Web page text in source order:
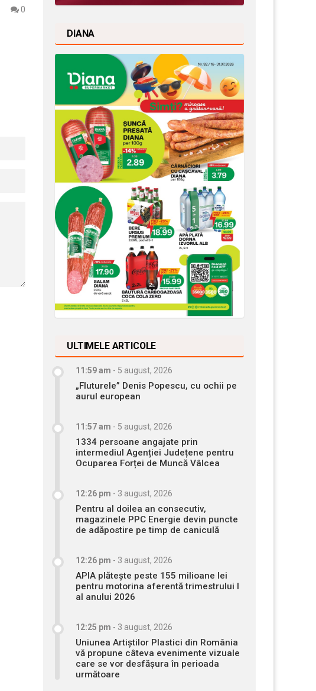
0
DIANA
ULTIMELE ARTICOLE
11:59 am - 5 august, 2026
„Fluturele” Denis Popescu, cu ochii pe
aurul european
11:57 am - 5 august, 2026
1334 persoane angajate prin
intermediul Agenției Județene pentru
Ocuparea Forței de Muncă Vâlcea
12:26 pm - 3 august, 2026
Pentru al doilea an consecutiv,
magazinele PPC Energie devin puncte
de adăpostire pe timp de caniculă
12:26 pm - 3 august, 2026
APIA plătește peste 155 milioane lei
pentru motorina aferentă trimestrului I
al anului 2026
12:25 pm - 3 august, 2026
Uniunea Artiștilor Plastici din România
vă propune câteva evenimente vizuale
care se vor desfășura în perioada
următoare